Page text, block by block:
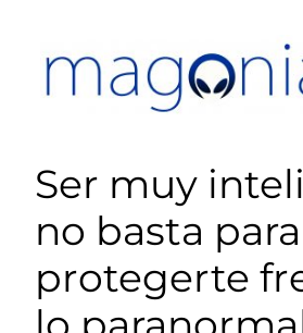
contenido
Ser muy
no basta para
protegerte